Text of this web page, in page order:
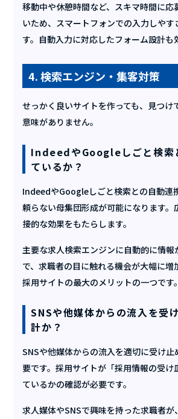
移動中や休憩時間など、スキマ時間に応
いため、スマートフォンでの入力しやす
す。自動入力に対応したフォーム設計も
4. 検索エンジン・集客対策
せっかく良いサイトを作っても、見つけ
意味がありません。
IndeedやGoogleしごと検索
ているか？
IndeedやGoogleしごと検索との自動連
頼らない母集団形成が可能になります。
接的な効果をもたらします。
主要な求人検索エンジンに自動的に情報
で、求職者の目に触れる機会が大幅に増
採用サイトの最大のメリットの一つです。
SNSや他媒体からの流入を受
計か？
SNSや他媒体からの流入を適切に受け止
要です。採用サイトが「採用情報の受け
ているかの確認が必要です。
求人媒体やSNSで興味を持った求職者